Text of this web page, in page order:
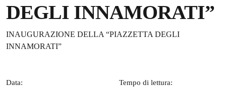
DEGLI INNAMORATI”
Dettagli della notizia
INAUGURAZIONE DELLA “PIAZZETTA DEGLI
INNAMORATI”
Data: Tempo di lettura: